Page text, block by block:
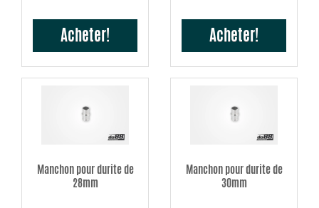
Acheter! Acheter!
Manchon pour durite de
28mm
Manchon pour durite de
30mm